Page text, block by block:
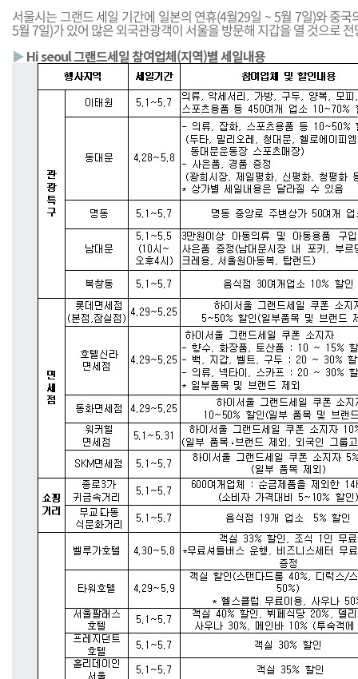
서울시는 그랜드 세일 기간에 일본의 연휴(4월29일 ~ 5월 7일)와 중국
5월 7일)가 있어 많은 외국관광객이 서울을 방문해 지갑을 열 것으로
▶Hi seoul 그랜드세일 참여업체(지역)별 세일내용